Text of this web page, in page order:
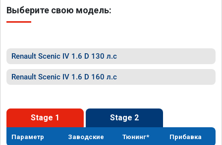
Выберите свою модель:
Renault Scenic IV 1.6 D 130 л.с
Renault Scenic IV 1.6 D 160 л.с
Stage 1 Stage 2
Параметр Заводские Тюнинг* Прибавка